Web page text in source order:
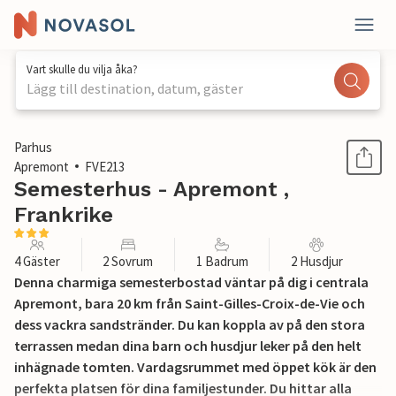
Vart skulle du vilja åka?
Lägg till destination, datum, gäster
1 / 15
Parhus
Apremont
FVE213
Semesterhus - Apremont ,
Frankrike
4 Gäster 2 Sovrum 1 Badrum 2 Husdjur
Denna charmiga semesterbostad väntar på dig i centrala
Apremont, bara 20 km från Saint-Gilles-Croix-de-Vie och
dess vackra sandstränder. Du kan koppla av på den stora
terrassen medan dina barn och husdjur leker på den helt
inhägnade tomten. Vardagsrummet med öppet kök är den
perfekta platsen för dina familjestunder. Du hittar alla